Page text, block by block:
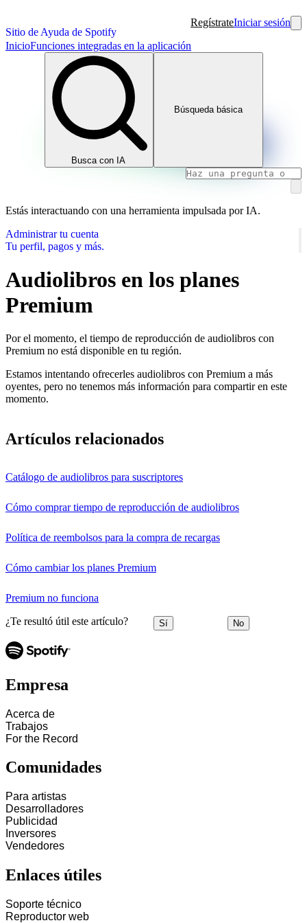
Sitio de Ayuda de Spotify
RegístrateIniciar sesión
InicioFunciones integradas en la aplicación
Busca con IA
Búsqueda básica
Estás interactuando con una herramienta impulsada por IA.
Administrar tu cuenta
Tu perfil, pagos y más.
Audiolibros en los planes
Premium
Por el momento, el tiempo de reproducción de audiolibros con
Premium no está disponible en tu región.
Estamos intentando ofrecerles audiolibros con Premium a más
oyentes, pero no tenemos más información para compartir en este
momento.
Artículos relacionados
Catálogo de audiolibros para suscriptores
Cómo comprar tiempo de reproducción de audiolibros
Política de reembolsos para la compra de recargas
Cómo cambiar los planes Premium
Premium no funciona
¿Te resultó útil este artículo? Sí No
Empresa
Acerca de
Trabajos
For the Record
Comunidades
Para artistas
Desarrolladores
Publicidad
Inversores
Vendedores
Enlaces útiles
Soporte técnico
Reproductor web